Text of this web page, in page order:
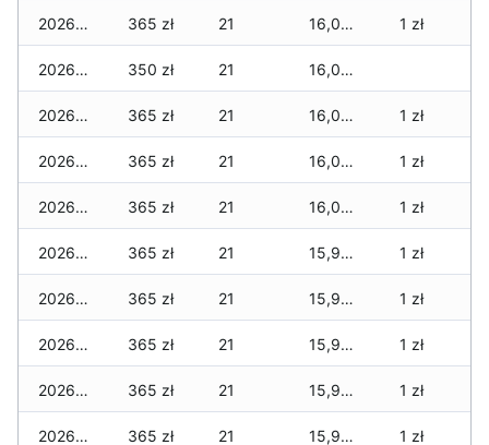
2026-02-20 365 zł 21 16,040 zł 1 zł
2026-02-19 350 zł 21 16,025 zł
2026-02-18 365 zł 21 16,030 zł 1 zł
2026-02-17 365 zł 21 16,025 zł 1 zł
2026-02-16 365 zł 21 16,020 zł 1 zł
2026-02-15 365 zł 21 15,995 zł 1 zł
2026-02-14 365 zł 21 15,995 zł 1 zł
2026-02-13 365 zł 21 15,995 zł 1 zł
2026-02-12 365 zł 21 15,995 zł 1 zł
2026-02-11 365 zł 21 15,995 zł 1 zł